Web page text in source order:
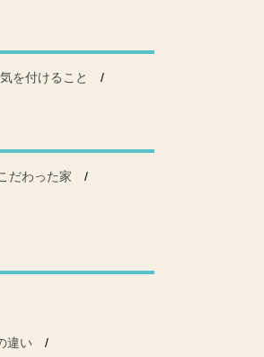
を付けること
だわった家
違い